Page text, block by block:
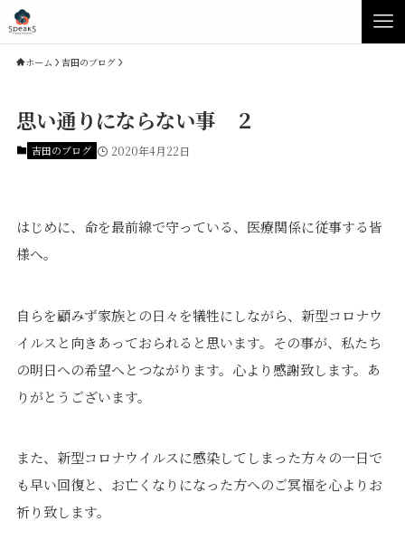
Speaksの家づくり
性能について
素材について
イベント・見学会
展示場・モデルハウス
価格・プラン
間取りプラン集
Topics
ホーム 吉田のブログ
思い通りにならない事 ２
吉田のブログ 2020年4月22日
はじめに、命を最前線で守っている、医療関係に従事する皆
様へ。
自らを顧みず家族との日々を犠牲にしながら、新型コロナウ
イルスと向きあっておられると思います。その事が、私たち
の明日への希望へとつながります。心より感謝致します。あ
りがとうございます。
また、新型コロナウイルスに感染してしまった方々の一日で
も早い回復と、お亡くなりになった方へのご冥福を心よりお
祈り致します。